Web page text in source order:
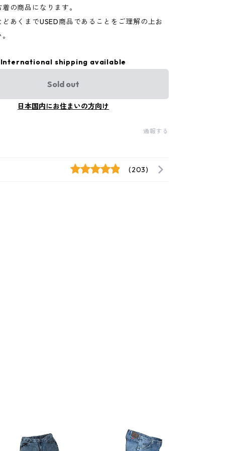
の商品になります。
あくまでUSED商品であることをご理解の上お
International shipping available
Sold out
日本国内にお住まいの方向け
通報する
(203)